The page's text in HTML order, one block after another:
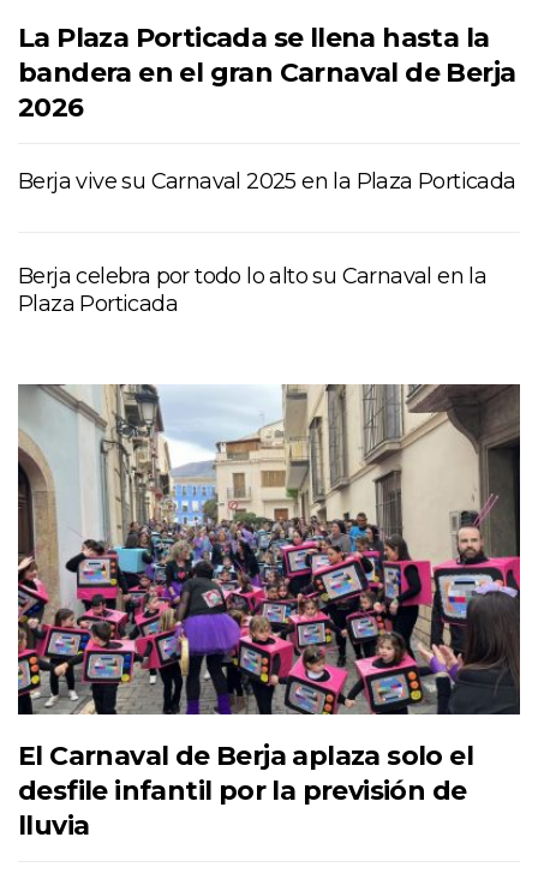
La Plaza Porticada se llena hasta la
bandera en el gran Carnaval de Berja
2026
Berja vive su Carnaval 2025 en la Plaza Porticada
Berja celebra por todo lo alto su Carnaval en la
Plaza Porticada
El Carnaval de Berja aplaza solo el
desfile infantil por la previsión de
lluvia